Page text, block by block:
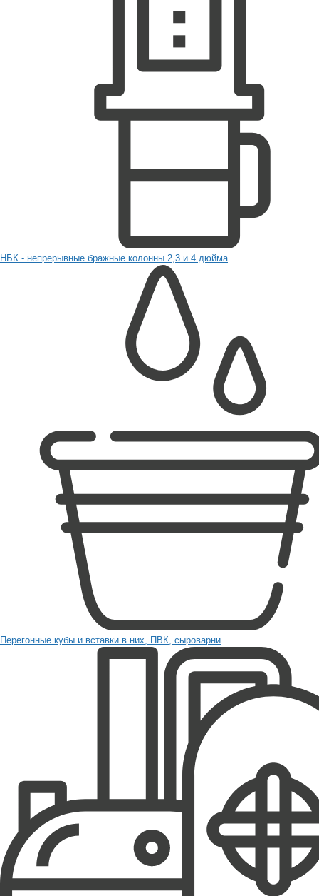
НБК - непрерывные бражные колонны 2,3 и 4 дюйма
Перегонные кубы и вставки в них, ПВК, сыроварни